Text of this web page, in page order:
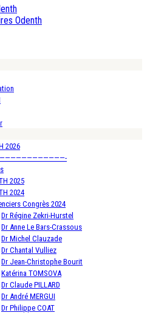
Odenth
2026
2025
2024
Congrès 2024
Dr Régine Zekri-Hurstel
Dr Anne Le Bars-Crassous
Dr Michel Clauzade
Dr Chantal Vulliez
Dr Jean-Christophe Bourit
Katérina TOMSOVA
Dr Claude PILLARD
Dr André MERGUI
Dr Philippe COAT